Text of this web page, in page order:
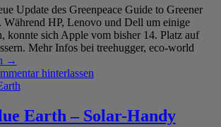
Update des Greenpeace Guide to Greener
Während HP, Lenovo und Dell um einige
konnte sich Apple vom bisher 14. Platz auf
Mehr Infos bei treehugger, eco-world
→
hinterlassen
Earth – Solar-Handy